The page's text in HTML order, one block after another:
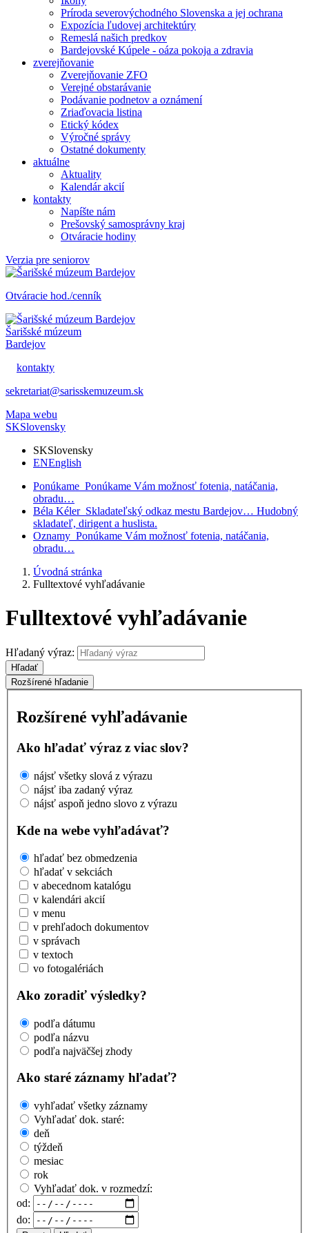
Príroda severovýchodného Slovenska a jej ochrana
Expozícia ľudovej architektúry
Remeslá našich predkov
Bardejovské Kúpele - oáza pokoja a zdravia
zverejňovanie
Zverejňovanie ZFO
Verejné obstarávanie
Podávanie podnetov a oznámení
Zriaďovacia listina
Etický kódex
Výročné správy
Ostatné dokumenty
aktuálne
Aktuality
Kalendár akcií
kontakty
Napíšte nám
Prešovský samosprávny kraj
Otváracie hodiny
Verzia pre seniorov
Otváracie hod./cenník
Šarišské múzeum
Bardejov
kontakty
sekretariat@sarisskemuzeum.sk
Mapa webu
SKSlovensky
SKSlovensky
ENEnglish
Ponúkame Ponúkame Vám možnosť fotenia, natáčania,
obradu…
Béla Kéler Skladateľský odkaz mestu Bardejov… Hudobný
skladateľ, dirigent a huslista.
Oznamy Ponúkame Vám možnosť fotenia, natáčania,
obradu…
Úvodná stránka
Fulltextové vyhľadávanie
Fulltextové vyhľadávanie
Hľadaný výraz:
Hľadať
Rozšírené hľadanie
Rozšírené vyhľadávanie
Ako hľadať výraz z viac slov?
nájsť všetky slová z výrazu
nájsť iba zadaný výraz
nájsť aspoň jedno slovo z výrazu
Kde na webe vyhľadávať?
hľadať bez obmedzenia
hľadať v sekciách
v abecednom katalógu
v kalendári akcií
v menu
v prehľadoch dokumentov
v správach
v textoch
vo fotogalériách
Ako zoradiť výsledky?
podľa dátumu
podľa názvu
podľa najväčšej zhody
Ako staré záznamy hľadať?
vyhľadať všetky záznamy
Vyhľadať dok. staré:
deň
týždeň
mesiac
rok
Vyhľadať dok. v rozmedzí:
od:
do: